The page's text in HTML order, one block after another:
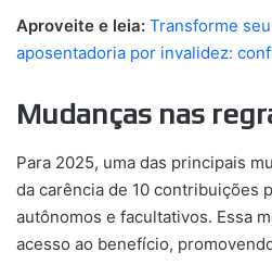
Aproveite e leia: Transforme
aposentadoria por invalidez:
Mudanças nas
Para 2025, uma das principais
da carência de 10 contribuições
autônomos e facultativos. Essa
acesso ao benefício,